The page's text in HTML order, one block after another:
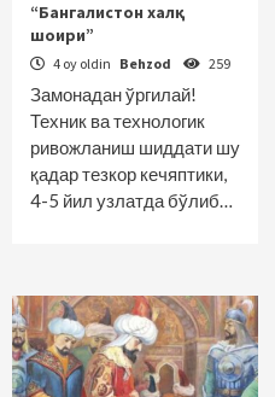
“Бангалистон халқ
шоири”
4 oy oldin Behzod 259
Замонадан ўргилай!
Техник ва технологик
ривожланиш шиддати шу
қадар тезкор кечяптики,
4-5 йил узлатда бўлиб…